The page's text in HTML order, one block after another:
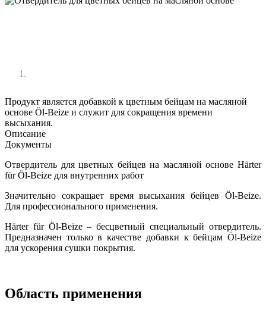
Продукт является добавкой к цветным бейцам на масляной
основе Öl-Beize и служит для сокращения времени
высыхания.
Описание
Документы
Отвердитель для цветных бейцев на масляной основе Härter
für Öl-Beize для внутренних работ
Значительно сокращает время высыхания бейцев Öl-Beize.
Для профессионального применения.
Härter für Öl-Beize – бесцветный специальный отвердитель.
Предназначен только в качестве добавки к бейцам Öl-Beize
для ускорения сушки покрытия.
Область применения